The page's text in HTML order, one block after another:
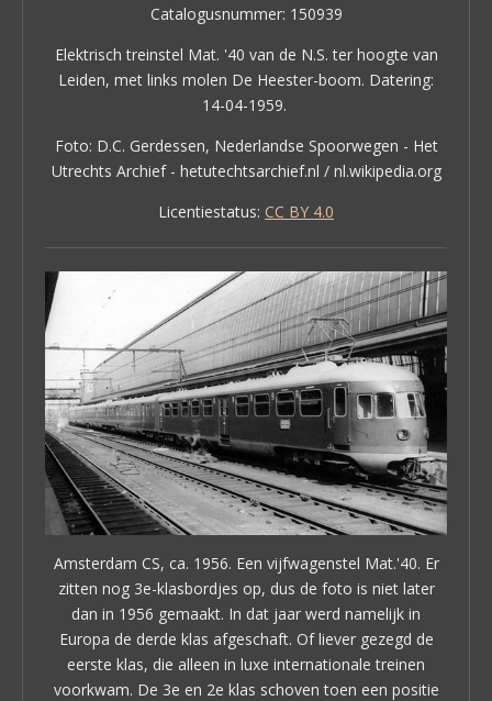
Catalogusnummer: 150939
Elektrisch treinstel Mat. '40 van de N.S. ter hoogte van
Leiden, met links molen De Heester-boom. Datering:
14-04-1959.
Foto: D.C. Gerdessen, Nederlandse Spoorwegen - Het
Utrechts Archief - hetutechtsarchief.nl / nl.wikipedia.org
Licentiestatus: CC BY 4.0
Amsterdam CS, ca. 1956. Een vijfwagenstel Mat.'40. Er
zitten nog 3e-klasbordjes op, dus de foto is niet later
dan in 1956 gemaakt. In dat jaar werd namelijk in
Europa de derde klas afgeschaft. Of liever gezegd de
eerste klas, die alleen in luxe internationale treinen
voorkwam. De 3e en 2e klas schoven toen een positie